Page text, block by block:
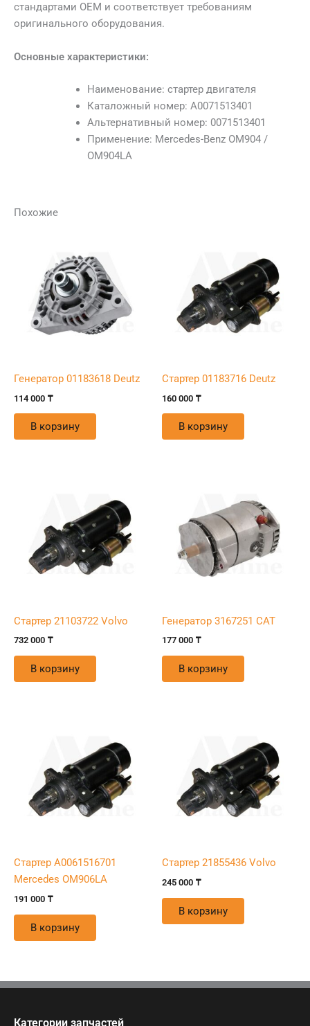
стандартами OEM и соответствует требованиям
оригинального оборудования.
Основные характеристики:
Наименование: стартер двигателя
Каталожный номер: A0071513401
Альтернативный номер: 0071513401
Применение: Mercedes-Benz OM904 /
OM904LA
Похожие
Генератор 01183618 Deutz
114 000 ₸
В корзину
Стартер 01183716 Deutz
160 000 ₸
В корзину
Стартер 21103722 Volvo
732 000 ₸
В корзину
Генератор 3167251 CAT
177 000 ₸
В корзину
Стартер A0061516701
Mercedes OM906LA
191 000 ₸
В корзину
Стартер 21855436 Volvo
245 000 ₸
В корзину
Категории запчастей